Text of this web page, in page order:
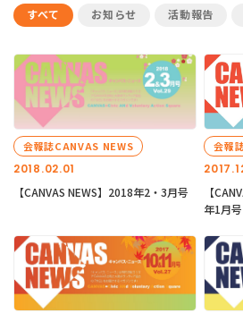
すべて お知らせ 活動報告
2018.02.01
会報誌CANVAS NEWS
【CANVAS NEWS】2018年2・3月号
会報
【
年1月号